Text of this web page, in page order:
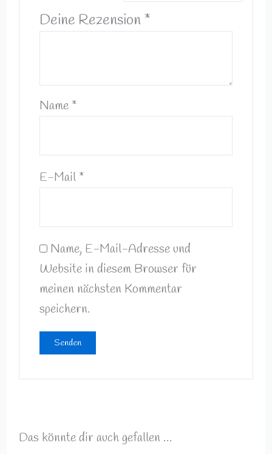
Deine Rezension*
Name *
E-Mail *
Name, E-Mail-Adresse und
Website in diesem Browser für
meinen nächsten Kommentar
speichern.
Das könnte dir auch gefallen …